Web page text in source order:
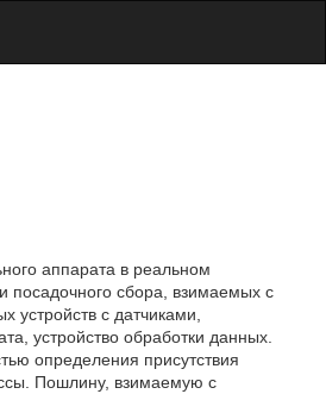
аппарата в реальном
сбора, взимаемых с
устройств с датчиками,
устройство обработки данных.
определения присутствия
Пошлину, взимаемую с